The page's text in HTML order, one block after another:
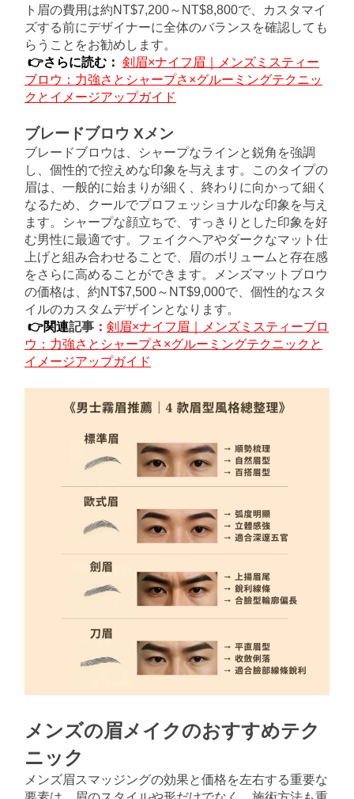
ト眉の費用は約NT$7,200～NT$8,800で、カスタマイ
ズする前にデザイナーに全体のバランスを確認しても
らうことをお勧めします。
👉さらに読む： 剣眉×ナイフ眉｜メンズミスティー
ブロウ：力強さとシャープさ×グルーミングテクニッ
クとイメージアップガイド
ブレードブロウ Xメン
ブレードブロウは、シャープなラインと鋭角を強調
し、個性的で控えめな印象を与えます。このタイプの
眉は、一般的に始まりが細く、終わりに向かって細く
なるため、クールでプロフェッショナルな印象を与え
ます。シャープな顔立ちで、すっきりとした印象を好
む男性に最適です。フェイクヘアやダークなマット仕
上げと組み合わせることで、眉のボリュームと存在感
をさらに高めることができます。メンズマットブロウ
の価格は、約NT$7,500～NT$9,000で、個性的なスタ
イルのカスタムデザインとなります。
👉関連記事 ： 剣眉×ナイフ眉｜メンズミスティーブロ
ウ：力強さとシャープさ×グルーミングテクニックと
イメージアップガイド
メンズの眉メイクのおすすめテク
ニック
メンズ眉スマッジングの効果と価格を左右する重要な